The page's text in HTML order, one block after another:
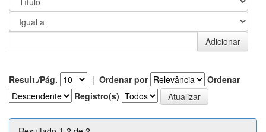
Result./Pág. | Ordenar por
Ordenar
Registro(s)